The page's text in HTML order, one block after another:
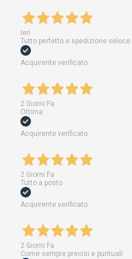
Ieri
Tutto perfetto e spedizione veloce.
Acquirente verificato
2 Giorni Fa
Ottima
Acquirente verificato
2 Giorni Fa
Tutto a posto
Acquirente verificato
2 Giorni Fa
Come sempre precisi e puntuali